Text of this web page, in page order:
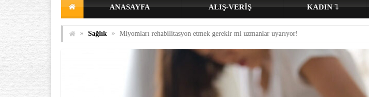
ANASAYFA ALIŞ-VERIŞ KADIN
» Sağlık » Miyomları rehabilitasyon etmek gerekir mi uzmanlar uyarıyor!